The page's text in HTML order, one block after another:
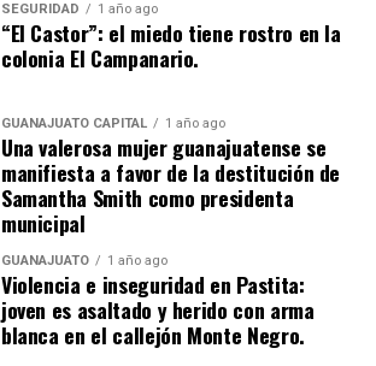
SEGURIDAD 1 año ago
“El Castor”: el miedo tiene rostro en la
colonia El Campanario.
GUANAJUATO CAPITAL 1 año ago
Una valerosa mujer guanajuatense se
manifiesta a favor de la destitución de
Samantha Smith como presidenta
municipal
GUANAJUATO 1 año ago
Violencia e inseguridad en Pastita:
joven es asaltado y herido con arma
blanca en el callejón Monte Negro.